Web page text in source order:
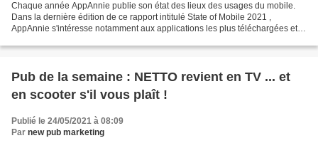
Chaque année AppAnnie publie son état des lieux des usages du mobile.
Dans la dernière édition de ce rapport intitulé State of Mobile 2021 ,
AppAnnie s'intéresse notamment aux applications les plus téléchargées et
Pub de la semaine : NETTO revient en TV ... et
en scooter s'il vous plaît !
Publié le 24/05/2021 à 08:09
Par new pub marketing